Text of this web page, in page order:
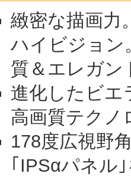
緻密な描画力
ハイビジョン
質＆エレガン
進化したビエ
高画質テクノ
178度広視野
｢IPSαパネル